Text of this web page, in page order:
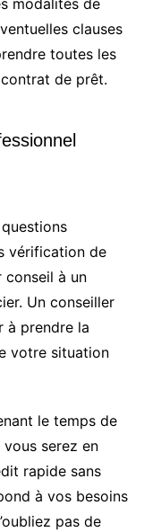
modalités de
clauses
toutes les
de prêt.
vérification de
conseil à un
Un conseiller
à prendre la
votre situation
le temps de
serez en
rapide sans
à vos besoins
pas de